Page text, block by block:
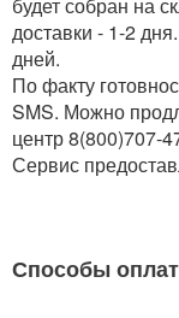
доставки - 1-2
дней.
По факту
SMS. Можно
центр 8(800)707-
Сервис
Способы